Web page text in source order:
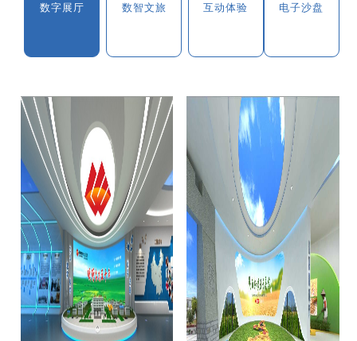
数字展厅 数智文旅 互动体验 电子沙盘